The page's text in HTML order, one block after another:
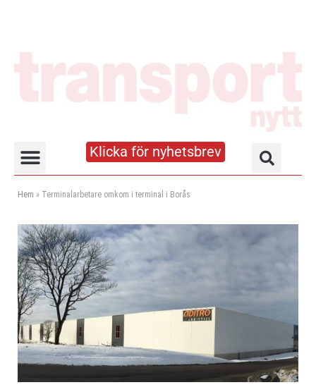
Klicka för nyhetsbrev
Hem » Terminalarbetare omkom i terminal i Borås